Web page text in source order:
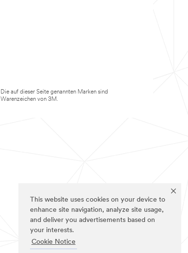
This website uses cookies on your device to
enhance site navigation, analyze site usage,
and deliver you advertisements based on
your interests.
Cookie Notice
Die auf dieser Seite genannten Marken sind
Warenzeichen von 3M.